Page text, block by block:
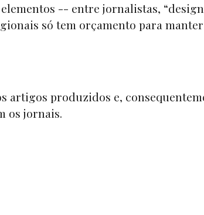
-- entre jornalistas, “
só tem orçamento para
artigos produzidos e,
os jornais.